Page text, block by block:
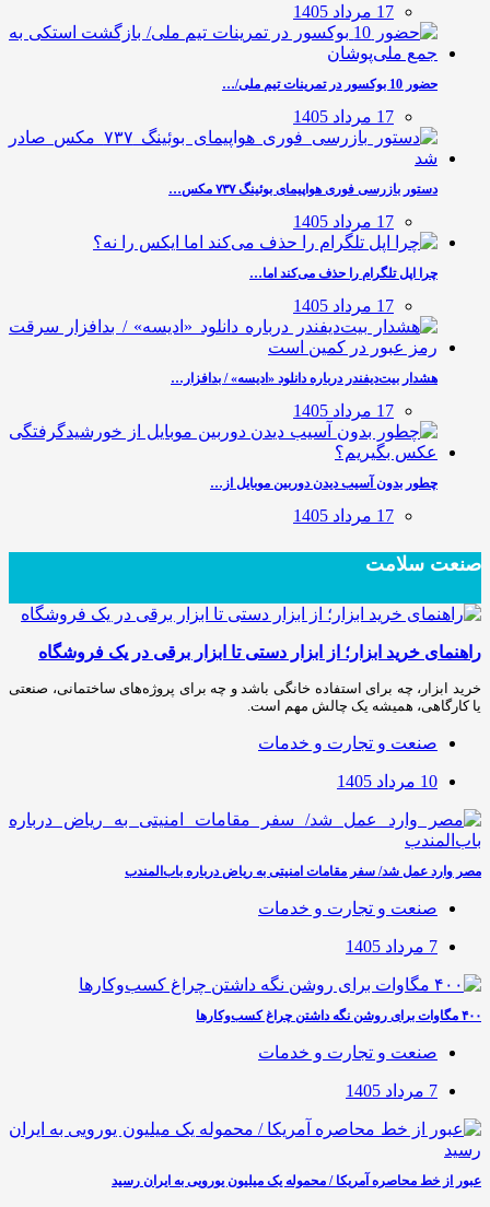
17 مرداد 1405
حضور 10 بوکسور در تمرینات تیم ملی/…
17 مرداد 1405
دستور بازرسی فوری هواپیمای بوئینگ ۷۳۷ مکس…
17 مرداد 1405
چرا اپل تلگرام را حذف می‌کند اما…
17 مرداد 1405
هشدار بیت‌دیفندر درباره دانلود «ادیسه» / بدافزار…
17 مرداد 1405
چطور بدون آسیب دیدن دوربین موبایل از…
17 مرداد 1405
صنعت سلامت
راهنمای خرید ابزار؛ از ابزار دستی تا ابزار برقی در یک فروشگاه
خرید ابزار، چه برای استفاده خانگی باشد و چه برای پروژه‌های ساختمانی، صنعتی
یا کارگاهی، همیشه یک چالش مهم است.
صنعت و تجارت و خدمات
10 مرداد 1405
مصر وارد عمل شد/ سفر مقامات امنیتی به ریاض درباره باب‌المندب
صنعت و تجارت و خدمات
7 مرداد 1405
۴۰۰ مگاوات برای روشن نگه داشتن چراغ کسب‌وکار‌ها
صنعت و تجارت و خدمات
7 مرداد 1405
عبور از خط محاصره آمریکا / محموله یک میلیون یورویی به ایران رسید